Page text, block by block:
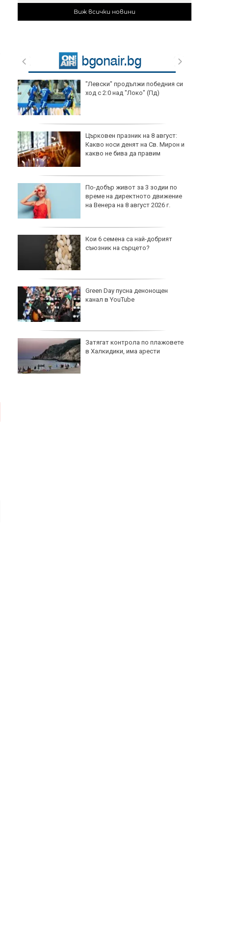
Виж всички новини
"Левски" продължи победния си
ход с 2:0 над "Локо" (Пд)
Църковен празник на 8 август:
Какво носи денят на Св. Мирон и
какво не бива да правим
По-добър живот за 3 зодии по
време на директното движение
на Венера на 8 август 2026 г.
Кои 6 семена са най-добрият
съюзник на сърцето?
Green Day пусна денонощен
канал в YouTube
Затягат контрола по плажовете
в Халкидики, има арести